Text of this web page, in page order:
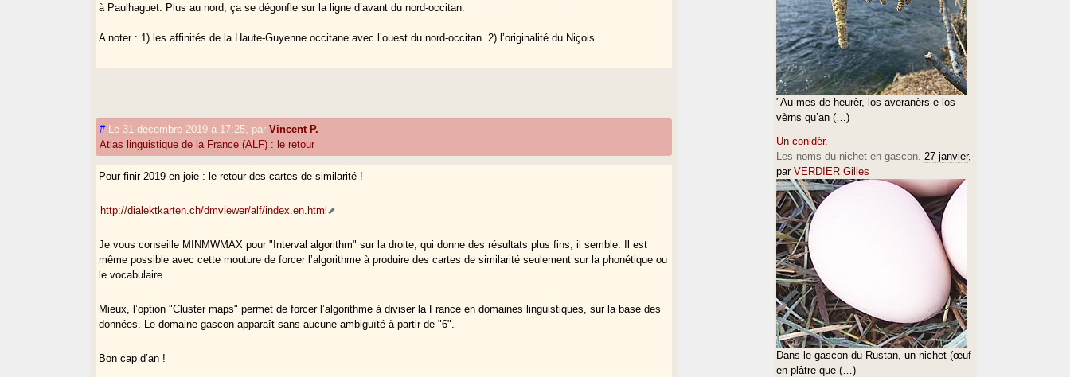
à Paulhaguet. Plus au nord, ça se dégonfle sur la ligne d’avant du nord-occitan.
A noter : 1) les affinités de la Haute-Guyenne occitane avec l’ouest du nord-occitan. 2) l’originalité du Niçois.
# Le 31 décembre 2019 à 17:25 parVincent P.
Atlas linguistique de la France (ALF) : le retour
Pour finir 2019 en joie : le retour des cartes de similarité !
http://dialektkarten.ch/dmviewer/alf/index.en.html
Je vous conseille MINMWMAX pour "Interval algorithm" sur la droite, qui donne des résultats plus fins, il semble. Il est
même possible avec cette mouture de forcer l’algorithme à produire des cartes de similarité seulement sur la phonétique ou
le vocabulaire.
Mieux, l’option "Cluster maps" permet de forcer l’algorithme à diviser la France en domaines linguistiques, sur la base des
données. Le domaine gascon apparaît sans aucune ambiguïté à partir de "6".
Bon cap d’an !
"Au mes de heurèr, los averanèrs e los
vèrns qu’an (…)
Un conidèr.
Les noms du nichet en gascon. 27 janvier,
par VERDIER Gilles
Dans le gascon du Rustan, un nichet (œuf
en plâtre que (…)